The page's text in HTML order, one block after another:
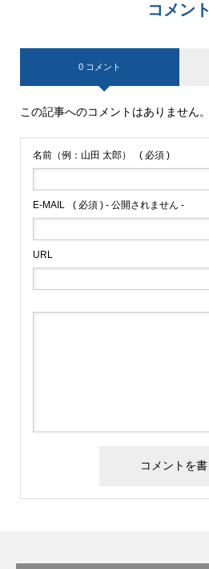
コメント
0 コメント
この記事へのコメントはありません。
名前（例：山田 太郎） ( 必須 )
E-MAIL ( 必須 ) - 公開されません -
URL